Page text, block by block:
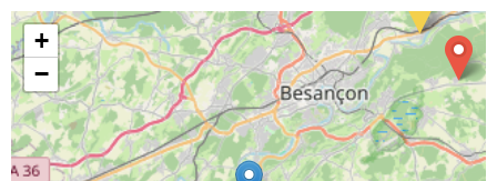
+
−